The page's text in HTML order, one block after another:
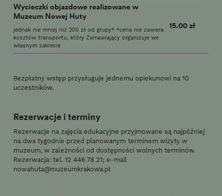
Wycieczki objazdowe realizowane w
Muzeum Nowej Huty
jednak nie mniej niż 200 zł od grupy* *cena nie zawiera
kosztów transportu, który Zamawiający organizuje we
własnym zakresie
15.00 zł
Bezpłatny wstęp przysługuje jednemu opiekunowi na 10
uczestników.
Rezerwacje i terminy
Rezerwacje na zajęcia edukacyjne przyjmowane są najpóźniej
na dwa tygodnie przed planowanym terminem wizyty w
muzeum, w zależności od dostępności wolnych terminów.
Rezerwacja: tel. 12 446 78 21; e-mail
nowahuta@muzeumkrakowa.pl